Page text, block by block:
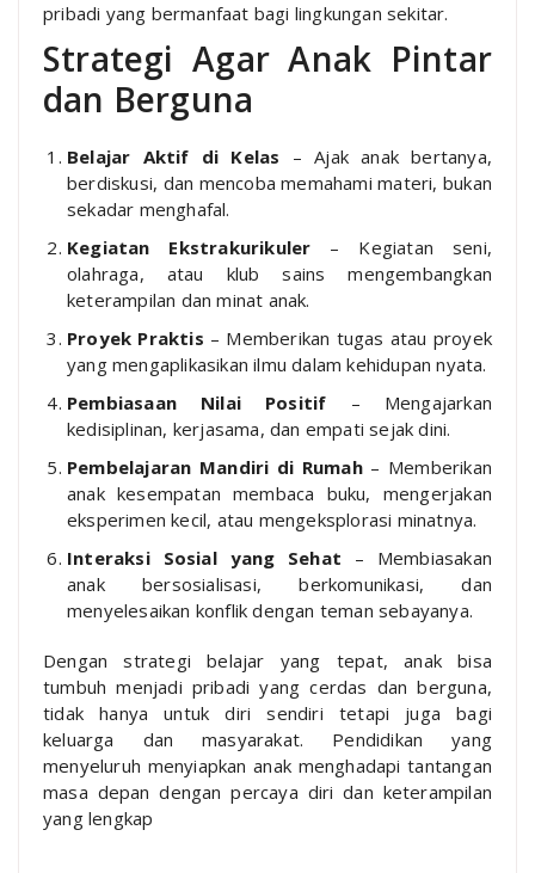
pribadi yang bermanfaat bagi lingkungan sekitar.
Strategi Agar Anak Pintar
dan Berguna
Belajar Aktif di Kelas – Ajak anak bertanya,
berdiskusi, dan mencoba memahami materi, bukan
sekadar menghafal.
Kegiatan Ekstrakurikuler – Kegiatan seni,
olahraga, atau klub sains mengembangkan
keterampilan dan minat anak.
Proyek Praktis – Memberikan tugas atau proyek
yang mengaplikasikan ilmu dalam kehidupan nyata.
Pembiasaan Nilai Positif – Mengajarkan
kedisiplinan, kerjasama, dan empati sejak dini.
Pembelajaran Mandiri di Rumah– Memberikan
anak kesempatan membaca buku, mengerjakan
eksperimen kecil, atau mengeksplorasi minatnya.
Interaksi Sosial yang Sehat – Membiasakan
anak bersosialisasi, berkomunikasi, dan
menyelesaikan konflik dengan teman sebayanya.
Dengan strategi belajar yang tepat, anak bisa
tumbuh menjadi pribadi yang cerdas dan berguna,
tidak hanya untuk diri sendiri tetapi juga bagi
keluarga dan masyarakat. Pendidikan yang
menyeluruh menyiapkan anak menghadapi tantangan
masa depan dengan percaya diri dan keterampilan
yang lengkap